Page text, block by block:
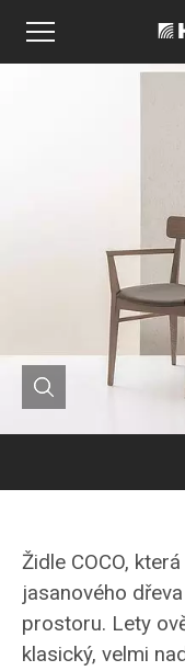
Židle COCO,
jasanového
prostoru. Lety
klasický, velmi